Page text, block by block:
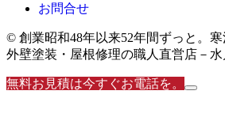
お問合せ
© 創業昭和48年以来52年間ずっと。
外壁塗装・屋根修理の職人直営店－
無料お見積は今すぐお電話を。